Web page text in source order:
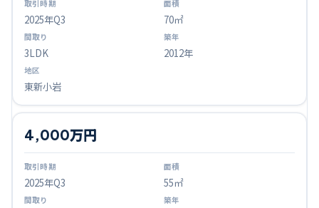
2025年Q3 70㎡
3LDK 2012年
東新小岩
2025年Q3
4,000万円
55㎡